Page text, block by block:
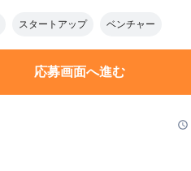
スタートアップ ベンチャー
応募画面へ進む
schedule